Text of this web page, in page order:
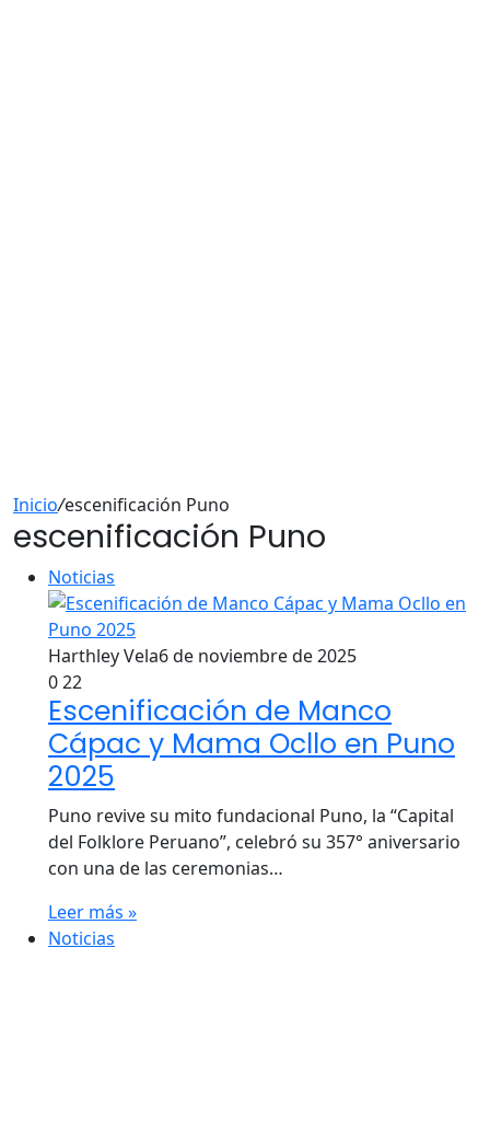
Inicio/escenificación Puno
escenificación Puno
Noticias
Harthley Vela6 de noviembre de 2025
022
Escenificación de Manco
Cápac y Mama Ocllo en Puno
2025
Puno revive su mito fundacional Puno, la “Capital
del Folklore Peruano”, celebró su 357° aniversario
con una de las ceremonias…
Leer más »
Noticias